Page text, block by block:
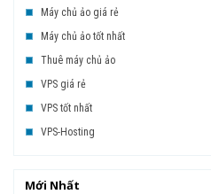
Máy chủ ảo giá rẻ
Máy chủ ảo tốt nhất
Thuê máy chủ ảo
VPS giá rẻ
VPS tốt nhất
VPS-Hosting
Mới Nhất